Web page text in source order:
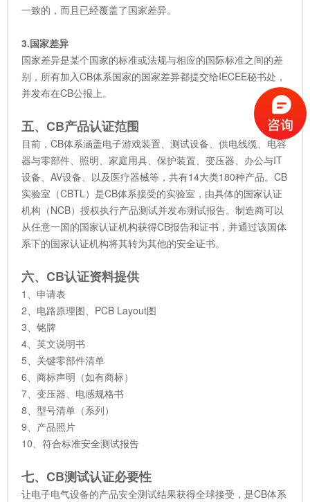
一致的，而且已经覆盖了国家差异。
3.国家差异
国家差异是某个国家的标准或法规与相应的国际标准之间的差
别，所有加入CB体系国家的国家差异都提交给IECEE秘书处，
并发布在CB公报上。
五、CB产品认证范围
目前，CB体系涵盖电子游戏装置、测试设备、供电线缆、电容
器与零部件、照明、家庭用具、保护装置、变压器、办公与IT
设备、AV设备、以及医疗器械等，共有14大类180种产品。CB
实验室（CBTL）是CB体系接受的实验室，由具体的国家认证
机构（NCB）授权执行产品测试并发布测试报告。制造商可以
从任意一国的国家认证机构获得CB报告和证书，并通过该国体
系下的国家认证机构将其转为其他的安全证书。
六、CB认证资料提供
1、申请表
2、电路原理图、PCB Layout图
3、铭牌
4、英文说明书
5、关键零部件清单
6、商标声明（如有商标）
7、变压器、电感规格书
8、型号清单（系列）
9、产品照片
10、符合标准安全测试报告
七、CB测试认证必要性
让电子电气设备的产品安全测试结果获得全球接受，是CB体系